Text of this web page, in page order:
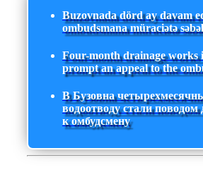
Buzovnada dörd ay davam
ombudsmana müraciətə
Four-month drainage works
prompt an appeal to the
В Бузовна
водоотводу стали
к омбудсмену